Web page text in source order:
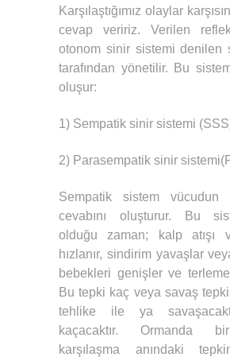
Karşılaştığımız olaylar
cevap veririz. Verilen
otonom sinir sistemi denilen
tarafından yönetilir. Bu
oluşur:
1) Sempatik sinir sistemi
2) Parasempatik sinir
Sempatik sistem vücudun
cevabını oluşturur. Bu
olduğu zaman; kalp atışı
hızlanır, sindirim yavaşlar
bebekleri genişler ve
Bu tepki kaç veya savaş
tehlike ile ya
kaçacaktır. Ormanda
karşılaşma anındaki